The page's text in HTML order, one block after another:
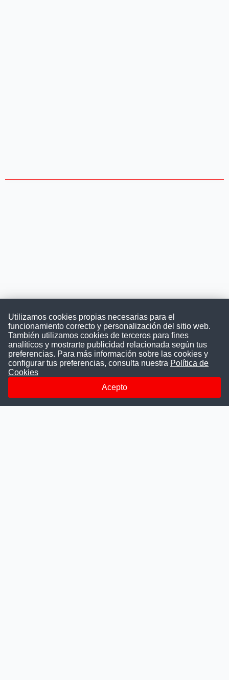
Convocatoriasdetrabajo.com
ConvocatoriasDeTrabajo.com es una plataforma informativa
la difusión y transparencia de los concursos públicos, además
ayudamos a las instituciones a encontrar a los mejores
talentos. A nuestros usuarios le brindamos en un solo lugar
Utilizamos cookies propias necesarias para el
funcionamiento correcto y personalización del sitio web.
También utilizamos cookies de terceros para fines
analíticos y mostrarte publicidad relacionada según tus
preferencias. Para más información sobre las cookies y
configurar tus preferencias, consulta nuestra Política de
Cookies
Acepto